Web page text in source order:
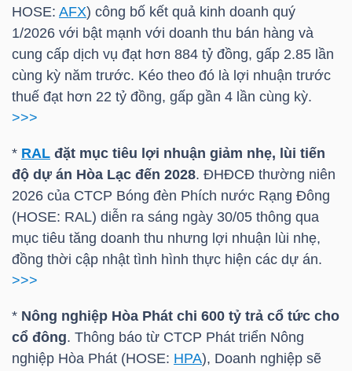
HOSE: AFX) công bố kết quả kinh doanh quý
1/2026 với bật mạnh với doanh thu bán hàng và
cung cấp dịch vụ đạt hơn 884 tỷ đồng, gấp 2.85 lần
cùng kỳ năm trước. Kéo theo đó là lợi nhuận trước
thuế đạt hơn 22 tỷ đồng, gấp gần 4 lần cùng kỳ.
>>>
* RAL đặt mục tiêu lợi nhuận giảm nhẹ, lùi tiến
độ dự án Hòa Lạc đến 2028. ĐHĐCĐ thường niên
2026 của CTCP Bóng đèn Phích nước Rạng Đông
(HOSE: RAL) diễn ra sáng ngày 30/05 thông qua
mục tiêu tăng doanh thu nhưng lợi nhuận lùi nhẹ,
đồng thời cập nhật tình hình thực hiện các dự án.
>>>
* Nông nghiệp Hòa Phát chi 600 tỷ trả cổ tức cho
cổ đông. Thông báo từ CTCP Phát triển Nông
nghiệp Hòa Phát (HOSE: HPA), Doanh nghiệp sẽ
CÁ
NHÂN
PHÂN
TÍCH
VIETSTOCKFINANCE
VĨ
MÔ
NGÀNH